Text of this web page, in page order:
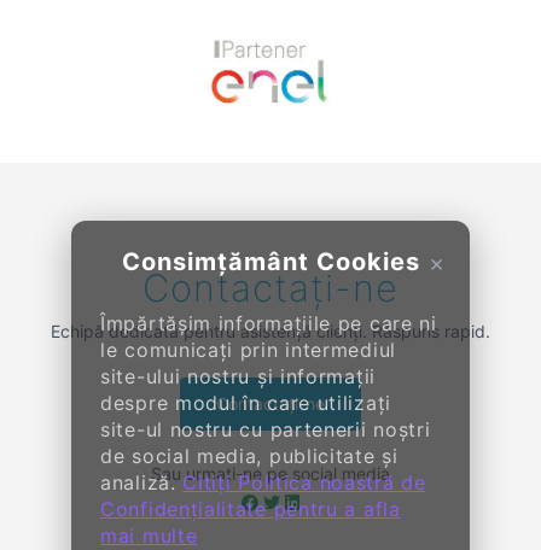
×
Consimțământ Cookies
Împărtășim informațiile pe care ni
le comunicați prin intermediul
site-ului nostru și informații
despre modul în care utilizați
site-ul nostru cu partenerii noștri
de social media, publicitate și
analiză.Citiți Politica noastră de
Confidențialitate pentru a afla
mai multe
Contactați-ne
Echipă dedicată pentru asistență clienți. Răspuns rapid.
Contactați-ne
Sau urmați-ne pe social media